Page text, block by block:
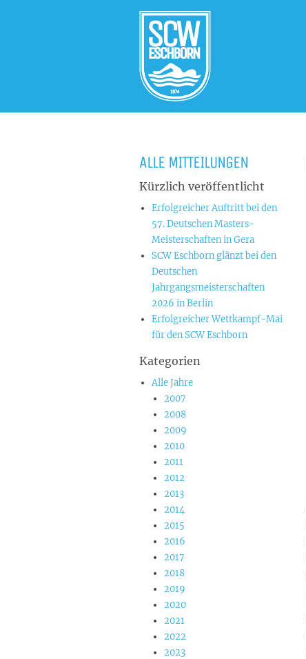
ALLE MITTEILUNGEN
Kürzlich veröffentlicht
Erfolgreicher Auftritt bei den
57. Deutschen Masters-
Meisterschaften in Gera
SCW Eschborn glänzt bei den
Deutschen
Jahrgangsmeisterschaften
2026 in Berlin
Erfolgreicher Wettkampf-Mai
für den SCW Eschborn
Kategorien
Alle Jahre
2007
2008
2009
2010
2011
2012
2013
2014
2015
2016
2017
2018
2019
2020
2021
2022
2023